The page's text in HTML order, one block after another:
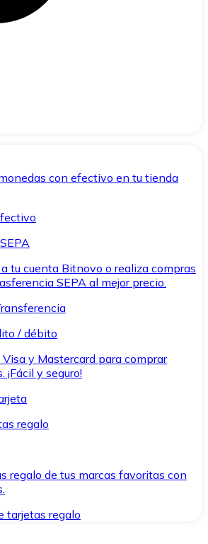
con efectivo en tu tienda
tu cuenta Bitnovo o realiza compras
SEPA al mejor precio.
/ débito
y Mastercard para comprar
y seguro!
regalo
regalo de tus marcas favoritas con
tarjetas regalo